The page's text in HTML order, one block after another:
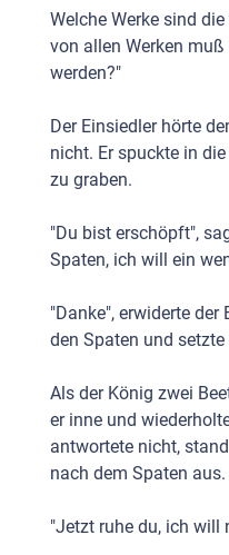
Welche Werke sind
von allen Werken
werden?"
Der Einsiedler hörte
nicht. Er spuckte in
zu graben.
"Du bist erschöpft",
Spaten, ich will ein
"Danke", erwiderte der
den Spaten und
Als der König zwei
er inne und
antwortete nicht,
nach dem Spaten aus.
"Jetzt ruhe du, ich will